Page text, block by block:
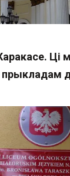
Ці
прыкладам